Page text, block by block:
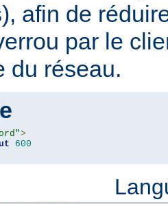
afin de
par le
du réseau.
>
600